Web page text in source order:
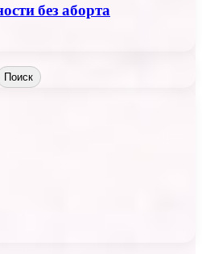
без аборта
Поиск